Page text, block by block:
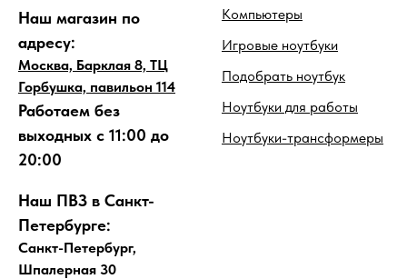
Наш магазин по
адресу:
Москва, Барклая 8, ТЦ
Горбушка, павильон 114
Работаем без
выходных с 11:00 до
20:00
Наш ПВЗ в Санкт-
Петербурге:
Санкт-Петербург,
Шпалерная 30
Компьютеры
Игровые ноутбуки
Подобрать ноутбук
Ноутбуки для работы
Ноутбуки-трансформеры